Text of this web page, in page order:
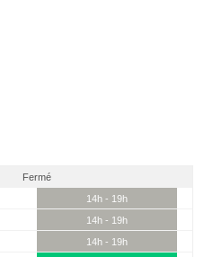
Fermé
14h - 19h
14h - 19h
14h - 19h